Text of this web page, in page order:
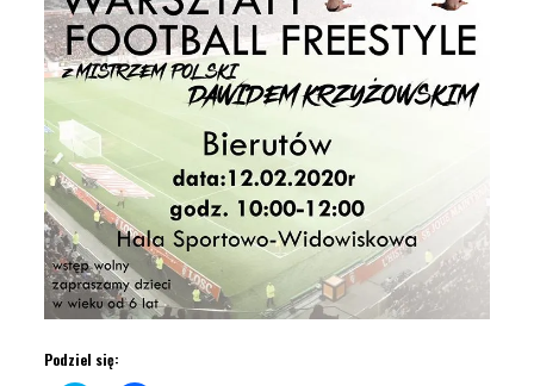
Podziel się: